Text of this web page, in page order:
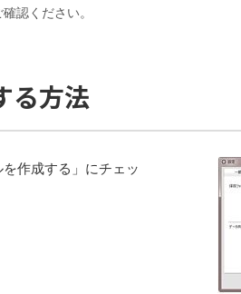
認ください。
る方法
作成する」にチェッ